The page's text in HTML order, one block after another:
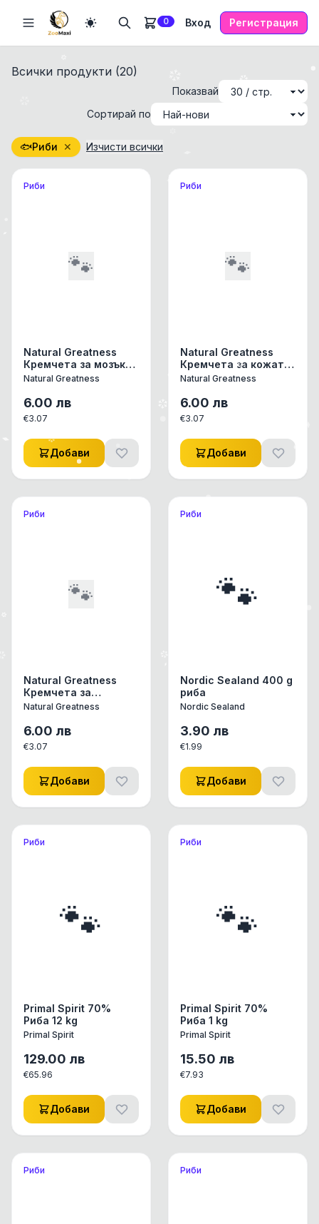
0 Вход Регистрация
Всички продукти (20)
Показвай
Сортирай по
🐟Риби ✕ Изчисти всички
Риби
🐾
Natural Greatness
Кремчета за мозъка
- Риба Тон и Миди 4
3 - DHA описание
Natural Greatness
6.00 лв
€3.07
Добави
Риби
🐾
Natural Greatness
Кремчета за кожата
и козината - Риба
добавени Омега 3 и
Vit E
Natural Greatness
6.00 лв
€3.07
Добави
Риби
🐾
Natural Greatness
Кремчета за
имунната сиситема -
Омари 4 бр с
добавен L-lysine
Natural Greatness
6.00 лв
€3.07
Добави
Риби
🐾
Nordic Sealand 400 g
риба
Nordic Sealand
3.90 лв
€1.99
Добави
Риби
🐾
Primal Spirit 70%
Риба 12 kg
Primal Spirit
129.00 лв
€65.96
Добави
Риби
🐾
Primal Spirit 70%
Риба 1 kg
Primal Spirit
15.50 лв
€7.93
Добави
Риби Риби